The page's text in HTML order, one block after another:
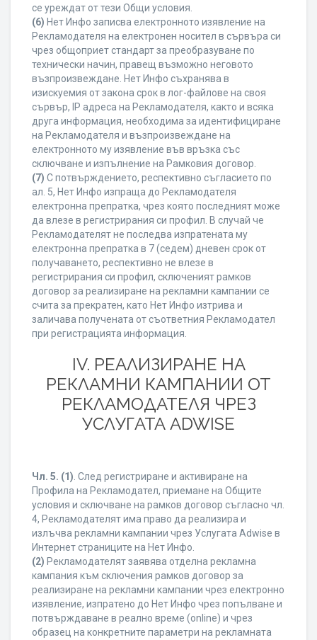
се уреждат от тези Общи условия.
(6) Нет Инфо записва електронното изявление на
Рекламодателя на електронен носител в сървъра си
чрез общоприет стандарт за преобразуване по
технически начин, правещ възможно неговото
възпроизвеждане. Нет Инфо съхранява в
изискуемия от закона срок в лог-файлове на своя
сървър, IP адреса на Рекламодателя, както и всяка
друга информация, необходима за идентифициране
на Рекламодателя и възпроизвеждане на
електронното му изявление във връзка със
сключване и изпълнение на Рамковия договор.
(7) С потвърждението, респективно съгласието по
ал. 5, Нет Инфо изпраща до Рекламодателя
електронна препратка, чрез която последният може
да влезе в регистрирания си профил. В случай че
Рекламодателят не последва изпратената му
електронна препратка в 7 (седем) дневен срок от
получаването, респективно не влезе в
регистрирания си профил, сключеният рамков
договор за реализиране на рекламни кампании се
счита за прекратен, като Нет Инфо изтрива и
заличава получената от съответния Рекламодател
при регистрацията информация.
IV. РЕАЛИЗИРАНЕ НА
РЕКЛАМНИ КАМПАНИИ ОТ
РЕКЛАМОДАТЕЛЯ ЧРЕЗ
УСЛУГАТА ADWISE
Чл. 5. (1) . След регистриране и активиране на
Профила на Рекламодател, приемане на Общите
условия и сключване на рамков договор съгласно чл.
4, Рекламодателят има право да реализира и
излъчва рекламни кампании чрез Услугата Adwise в
Интернет страниците на Нет Инфо.
(2) Рекламодателят заявява отделна рекламна
кампания към сключения рамков договор за
реализиране на рекламни кампании чрез електронно
изявление, изпратено до Нет Инфо чрез попълване и
потвърждаване в реално време (online) и чрез
образец на конкретните параметри на рекламната